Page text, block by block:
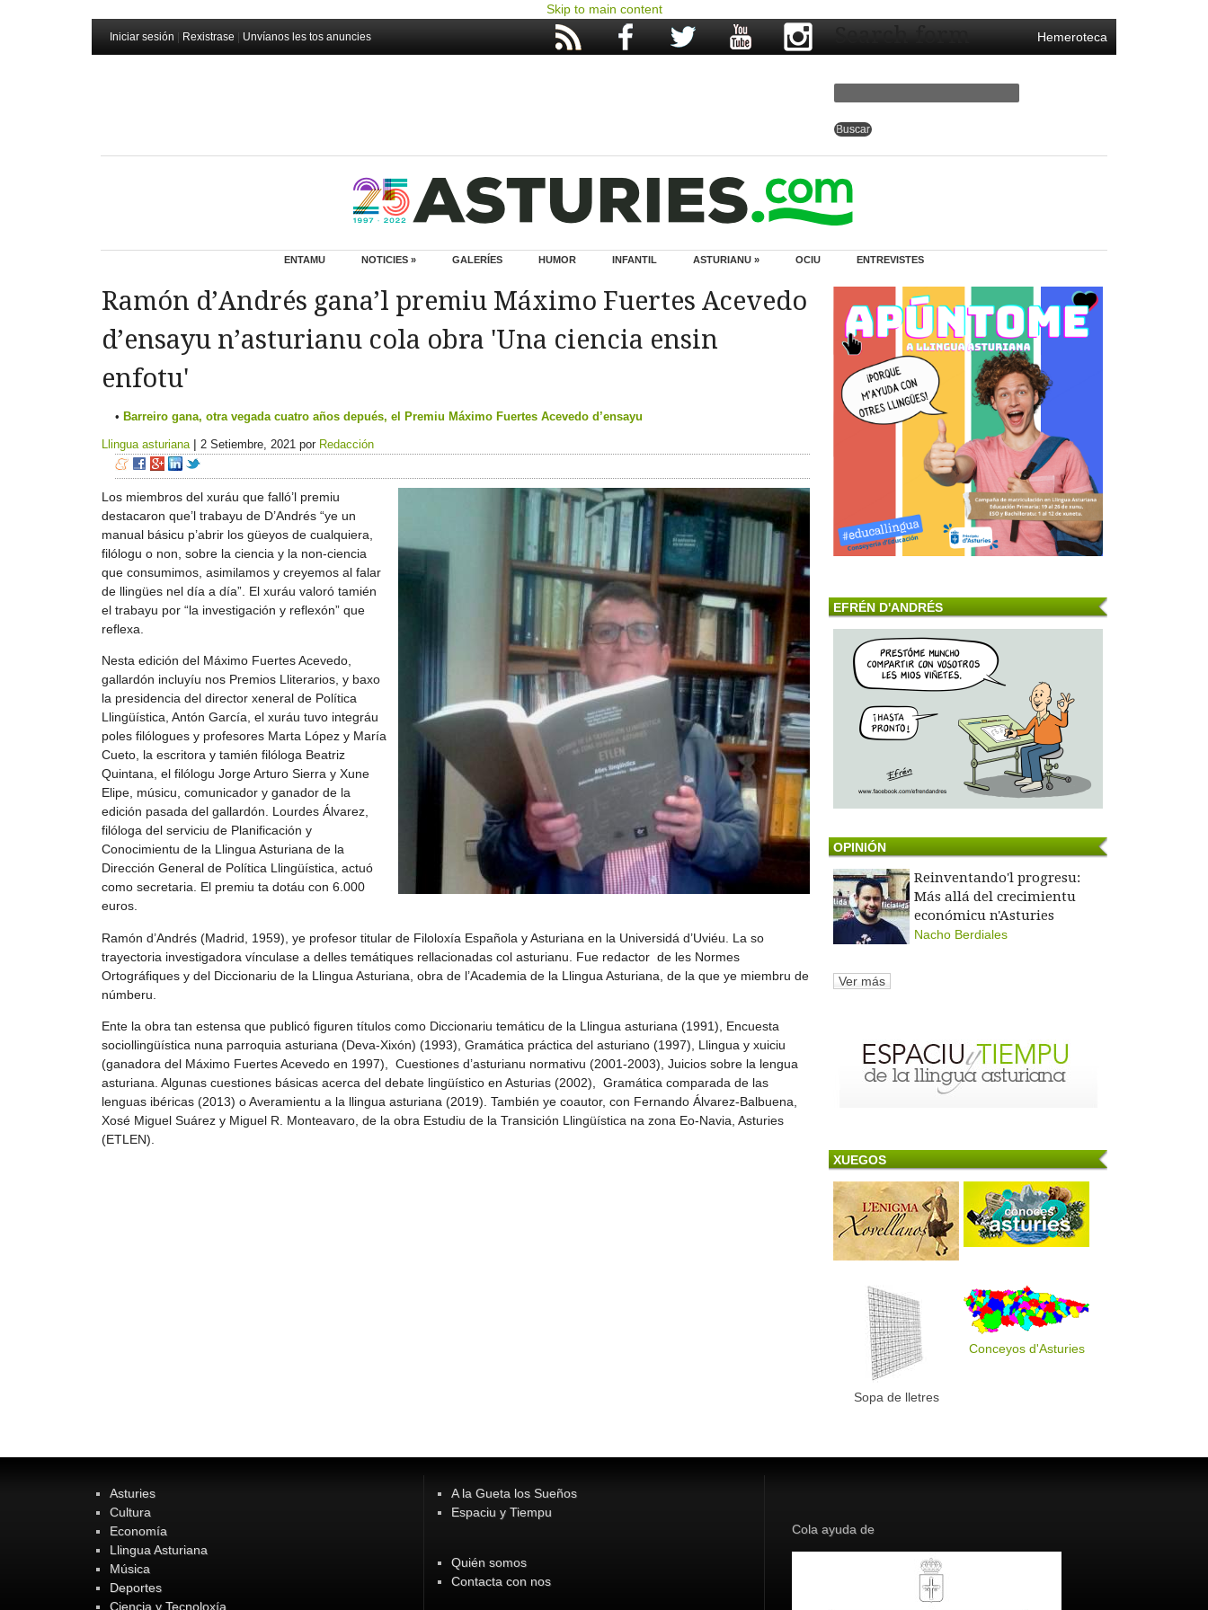
Skip to main content
Iniciar sesión Rexistrase Unvíanos les tos anuncies Hemeroteca
Search form
ENTAMU NOTICIES » GALERÍES HUMOR INFANTIL ASTURIANU » OCIU ENTREVISTES
Ramón d’Andrés gana’l premiu Máximo Fuertes Acevedo
d’ensayu n’asturianu cola obra 'Una ciencia ensin
enfotu'
Barreiro gana, otra vegada cuatro años depués, el Premiu Máximo Fuertes Acevedo d’ensayu
Llingua asturiana | 2 Setiembre, 2021 por Redacción
Los miembros del xuráu que falló’l premiu
destacaron que’l trabayu de D’Andrés “ye un
manual básicu p’abrir los güeyos de cualquiera,
filólogu o non, sobre la ciencia y la non-ciencia
que consumimos, asimilamos y creyemos al falar
de llingües nel día a día”. El xuráu valoró tamién
el trabayu por “la investigación y reflexón” que
reflexa.
Nesta edición del Máximo Fuertes Acevedo,
gallardón incluyíu nos Premios Lliterarios, y baxo
la presidencia del director xeneral de Política
Llingüística, Antón García, el xuráu tuvo integráu
poles filólogues y profesores Marta López y María
Cueto, la escritora y tamién filóloga Beatriz
Quintana, el filólogu Jorge Arturo Sierra y Xune
Elipe, músicu, comunicador y ganador de la
edición pasada del gallardón. Lourdes Álvarez,
filóloga del serviciu de Planificación y
Conocimientu de la Llingua Asturiana de la
Dirección General de Política Llingüística, actuó
como secretaria. El premiu ta dotáu con 6.000
euros.
Ramón d’Andrés (Madrid, 1959), ye profesor titular de Filoloxía Española y Asturiana en la Universidá d’Uviéu. La so
trayectoria investigadora vínculase a delles temátiques rellacionadas col asturianu. Fue redactor de les Normes
Ortográfiques y del Diccionariu de la Llingua Asturiana, obra de l’Academia de la Llingua Asturiana, de la que ye miembru de
númberu.
Ente la obra tan estensa que publicó figuren títulos como Diccionariu temáticu de la Llingua asturiana (1991), Encuesta
sociollingüística nuna parroquia asturiana (Deva-Xixón) (1993), Gramática práctica del asturiano (1997), Llingua y xuiciu
(ganadora del Máximo Fuertes Acevedo en 1997), Cuestiones d’asturianu normativu (2001-2003), Juicios sobre la lengua
asturiana. Algunas cuestiones básicas acerca del debate lingüístico en Asturias (2002), Gramática comparada de las
lenguas ibéricas (2013) o Averamientu a la llingua asturiana (2019). También ye coautor, con Fernando Álvarez-Balbuena,
Xosé Miguel Suárez y Miguel R. Monteavaro, de la obra Estudiu de la Transición Llingüística na zona Eo-Navia, Asturies
(ETLEN).
EFRÉN D'ANDRÉS
OPINIÓN
Reinventando'l progresu:
Más allá del crecimientu
económicu n'Asturies
Nacho Berdiales
Ver más
XUEGOS
Sopa de lletres
Conceyos d'Asturies
Asturies
Cultura
Economía
Llingua Asturiana
Música
Deportes
Ciencia y Tecnoloxía
A la Gueta los Sueños
Espaciu y Tiempu
Quién somos
Contacta con nos
Cola ayuda de